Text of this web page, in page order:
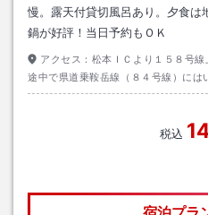
慢。露天付貸切風呂あり。夕食は
鍋が好評！当日予約もＯＫ
アクセス： 松本ＩＣより１５８号線
途中で県道乗鞍岳線（８４号線）には
⑰番あり。その側。
税込